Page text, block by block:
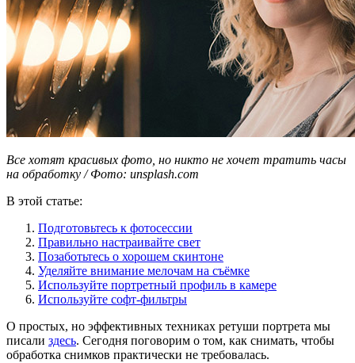
Все хотят красивых фото, но никто не хочет тратить часы
на обработку / Фото: unsplash.com
В этой статье:
Подготовьтесь к фотосессии
Правильно настраивайте свет
Позаботьтесь о хорошем скинтоне
Уделяйте внимание мелочам на съёмке
Используйте портретный профиль в камере
Используйте софт-фильтры
О простых, но эффективных техниках ретуши портрета мы
писали здесь. Сегодня поговорим о том, как снимать, чтобы
обработка снимков практически не требовалась.